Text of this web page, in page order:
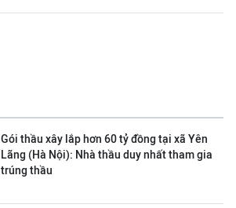
Gói thầu xây lắp hơn 60 tỷ đồng tại xã Yên
Lãng (Hà Nội): Nhà thầu duy nhất tham gia
trúng thầu